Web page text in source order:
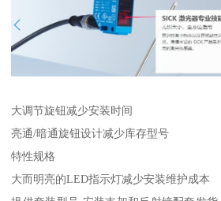
大调节旋钮减少安装时间
亮通/暗通旋钮设计减少库存型号
特性规格
大而明亮的LED指示灯减少安装维护成本